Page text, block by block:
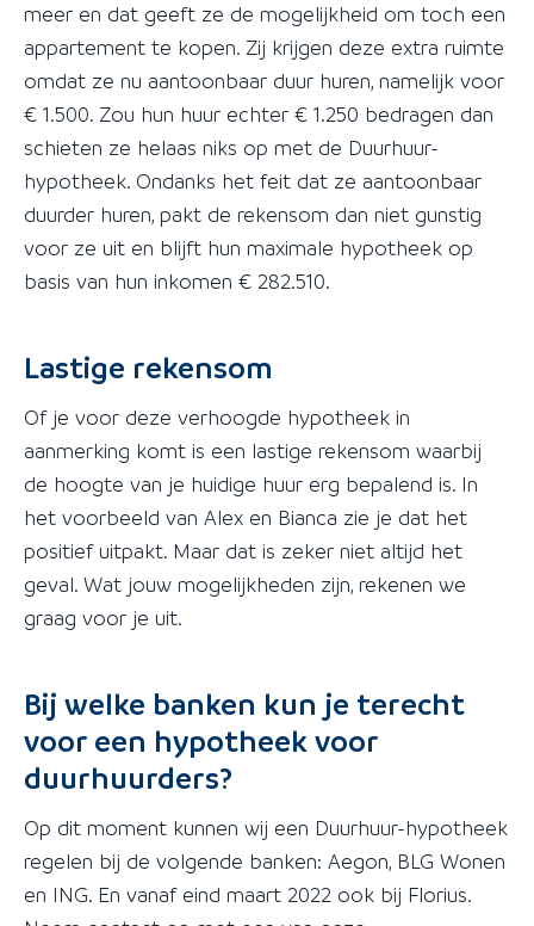
meer en dat geeft ze de mogelijkheid om toch een
appartement te kopen. Zij krijgen deze extra ruimte
omdat ze nu aantoonbaar duur huren, namelijk voor
€ 1.500. Zou hun huur echter € 1.250 bedragen dan
schieten ze helaas niks op met de Duurhuur-
hypotheek. Ondanks het feit dat ze aantoonbaar
duurder huren, pakt de rekensom dan niet gunstig
voor ze uit en blijft hun maximale hypotheek op
basis van hun inkomen € 282.510.
Lastige rekensom
Of je voor deze verhoogde hypotheek in
aanmerking komt is een lastige rekensom waarbij
de hoogte van je huidige huur erg bepalend is. In
het voorbeeld van Alex en Bianca zie je dat het
positief uitpakt. Maar dat is zeker niet altijd het
geval. Wat jouw mogelijkheden zijn, rekenen we
graag voor je uit.
Bij welke banken kun je terecht
voor een hypotheek voor
duurhuurders?
Op dit moment kunnen wij een Duurhuur-hypotheek
regelen bij de volgende banken: Aegon, BLG Wonen
en ING. En vanaf eind maart 2022 ook bij Florius.